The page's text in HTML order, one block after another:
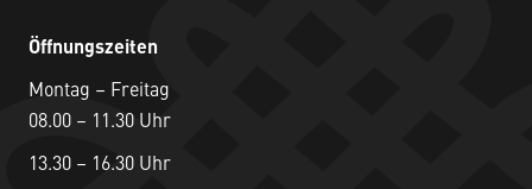
Öffnungszeiten
Montag – Freitag
08.00 – 11.30 Uhr
13.30 – 16.30 Uhr